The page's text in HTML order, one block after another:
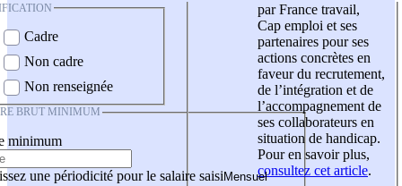
Cadre
Non cadre
Non renseignée
BRUT MINIMUM
minimum
une périodicité pour le salaire saisi
par France travail,
Cap emploi et ses
partenaires pour ses
actions concrètes en
faveur du recrutement,
de l’intégration et de
l’accompagnement de
ses collaborateurs en
situation de handicap.
Pour en savoir plus,
consultez cet article.